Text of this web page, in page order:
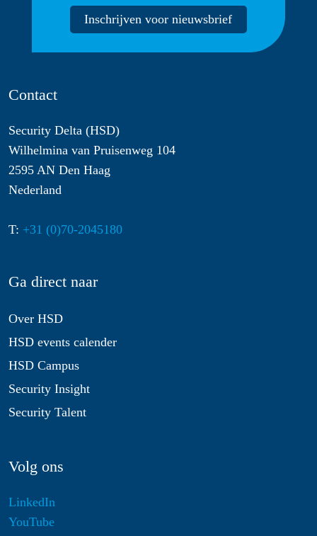
Inschrijven voor nieuwsbrief
Contact
Security Delta (HSD)
Wilhelmina van Pruisenweg 104
2595 AN Den Haag
Nederland
T: +31 (0)70-2045180
Ga direct naar
Over HSD
HSD events calender
HSD Campus
Security Insight
Security Talent
Volg ons
LinkedIn
YouTube